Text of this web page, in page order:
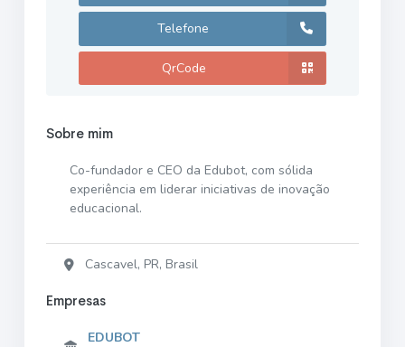
Telefone
QrCode
Sobre mim
Co-fundador e CEO da Edubot, com sólida
experiência em liderar iniciativas de inovação
educacional.
Cascavel, PR, Brasil
Empresas
EDUBOT